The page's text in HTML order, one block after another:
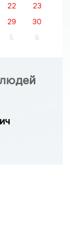
22
23
29
30
5 6